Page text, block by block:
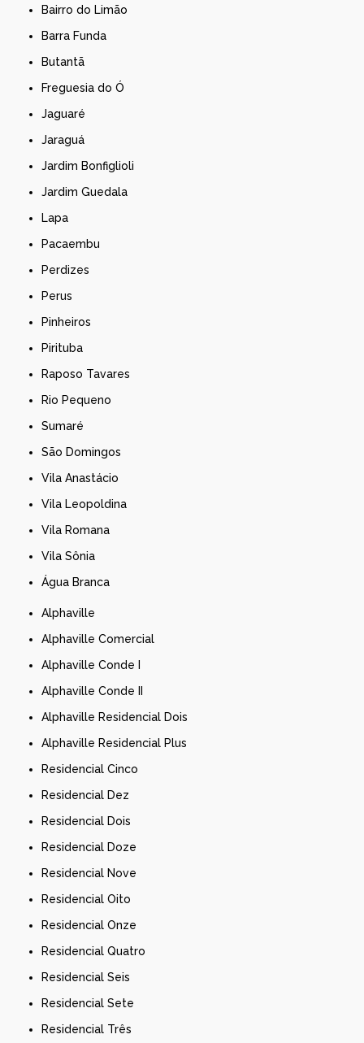
Bairro do Limão
Barra Funda
Butantã
Freguesia do Ó
Jaguaré
Jaraguá
Jardim Bonfiglioli
Jardim Guedala
Lapa
Pacaembu
Perdizes
Perus
Pinheiros
Pirituba
Raposo Tavares
Rio Pequeno
Sumaré
São Domingos
Vila Anastácio
Vila Leopoldina
Vila Romana
Vila Sônia
Água Branca
Alphaville
Alphaville Comercial
Alphaville Conde I
Alphaville Conde II
Alphaville Residencial Dois
Alphaville Residencial Plus
Residencial Cinco
Residencial Dez
Residencial Dois
Residencial Doze
Residencial Nove
Residencial Oito
Residencial Onze
Residencial Quatro
Residencial Seis
Residencial Sete
Residencial Três